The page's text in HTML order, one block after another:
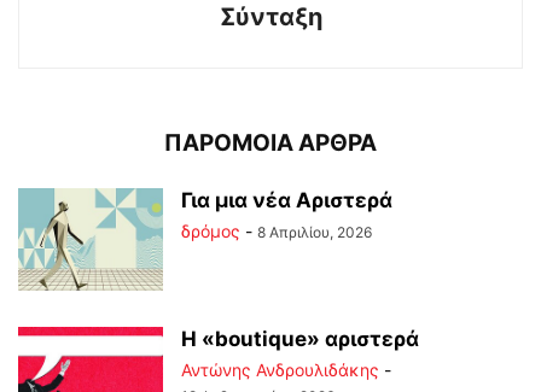
Σύνταξη
ΠΑΡΟΜΟΙΑ ΑΡΘΡΑ
Για μια νέα Αριστερά
δρόμος - 8 Απριλίου, 2026
Η «boutique» αριστερά
Αντώνης Ανδρουλιδάκης -